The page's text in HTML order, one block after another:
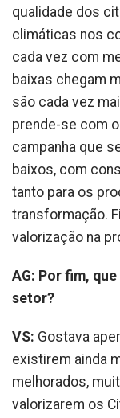
qualidade dos
climáticas nos
cada vez com
baixas chegam
são cada vez
prende-se com
campanha que
baixos, com
tanto para os
transformação.
valorização na
AG: Por fim,
setor?
VS: Gostava
existirem ainda
melhorados,
valorizarem os